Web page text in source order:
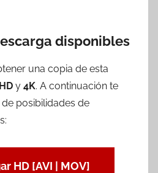
disponibles
una copia de esta
HD y 4K. A continuación te
posibilidades de
HD [AVI | MOV]